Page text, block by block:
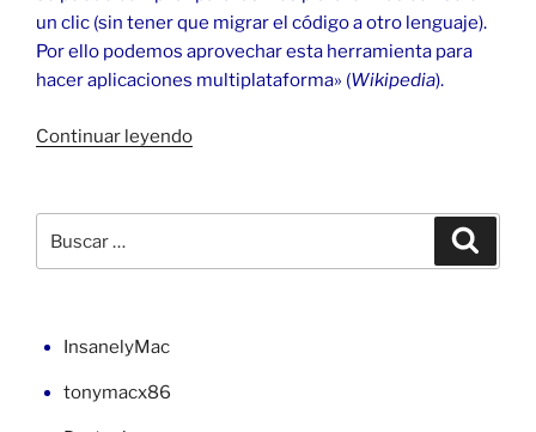
un clic (sin tener que migrar el código a otro lenguaje).
Por ello podemos aprovechar esta herramienta para
hacer aplicaciones multiplataforma» (Wikipedia).
Continuar leyendo«Reproductor
MP3
por:
InsanelyMac
tonymacx86